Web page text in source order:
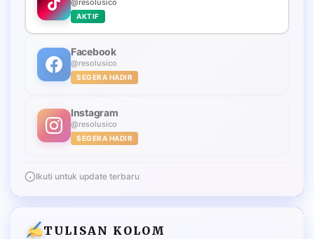
@resolusico
AKTIF
Facebook
@resolusico
SEGERA HADIR
Instagram
@resolusico
SEGERA HADIR
Ikuti untuk update terbaru
TULISAN KOLOM